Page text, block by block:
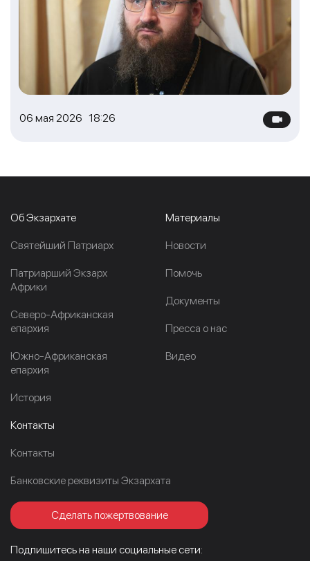
06 мая 2026 18:26
Об Экзархате
Cвятейший Патриарх
Патриарший Экзарх
Африки
Северо-Африканская
епархия
Южно-Африканская
епархия
История
Материалы
Новости
Помочь
Документы
Пресса о нас
Видео
Контакты
Контакты
Банковские реквизиты Экзархата
Сделать пожертвование
Подпишитесь на наши социальные сети: